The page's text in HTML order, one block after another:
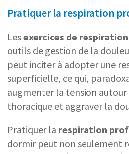
Pratiquer la respiration
Lesexercices de respiration
outils de gestion de la
peut inciter à adopter une
superficielle, ce qui,
augmenter la tension autour
thoracique et aggraver la
Pratiquer la respiration
dormir peut non seulement